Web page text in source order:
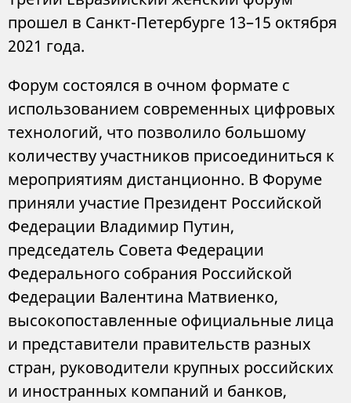
прошел в Санкт-Петербурге 13–15 октября
2021 года.
Форум состоялся в очном формате с
использованием современных цифровых
технологий, что позволило большому
количеству участников присоединиться к
мероприятиям дистанционно. В Форуме
приняли участие Президент Российской
Федерации Владимир Путин,
председатель Совета Федерации
Федерального собрания Российской
Федерации Валентина Матвиенко,
высокопоставленные официальные лица
и представители правительств разных
стран, руководители крупных российских
и иностранных компаний и банков,